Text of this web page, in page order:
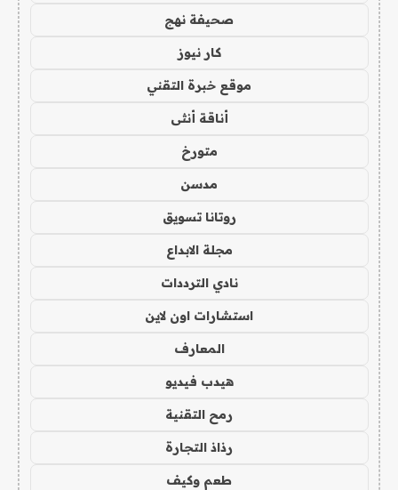
صحيفة نهج
كار نيوز
موقع خبرة التقني
أناقة أنثى
متورخ
مدسن
روتانا تسويق
مجلة الابداع
نادي الترددات
استشارات اون لاين
المعارف
هيدب فيديو
رمح التقنية
رذاذ التجارة
طعم وكيف